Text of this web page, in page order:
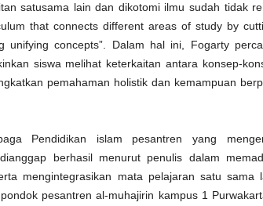
satusama lain dan dikotomi ilmu sudah tidak
that connects different areas of study by
unifying concepts”. Dalam hal ini Fogarty
siswa melihat keterkaitan antara konsep-
pemahaman holistikdan kemampuan
Pendidikan islam pesantren yang
dianggap berhasil menurut penulis dalam
mengintegrasikan mata pelajaran satu sama
pondok pesantren al-muhajirin kampus1